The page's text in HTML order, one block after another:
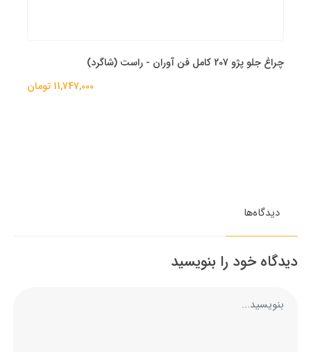
چراغ جلو پژو 207 کامل فن آوران - راست (شاگرد)
11,747,000 تومان
دیدگاه‌ها
دیدگاه خود را بنویسید